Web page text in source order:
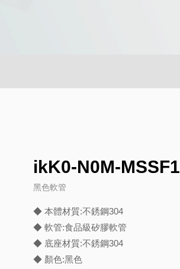
ikK0-N0M-MSSF1
黑色軟管
◆ 本體材質:不銹鋼304
◆ 軟管:食品級矽膠軟管
◆ 底座材質:不銹鋼304
◆ 顏色:黑色